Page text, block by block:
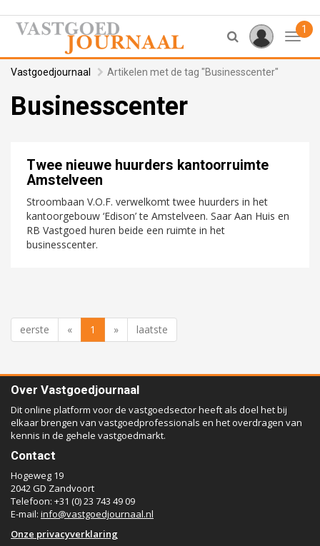
1
Vastgoedjournaal Artikelen met de tag "Businesscenter"
Businesscenter
Twee nieuwe huurders kantoorruimte
Amstelveen
Stroombaan V.O.F. verwelkomt twee huurders in het
kantoorgebouw ‘Edison’ te Amstelveen. Saar Aan Huis en
RB Vastgoed huren beide een ruimte in het
businesscenter.
eerste « 1 » laatste
Over Vastgoedjournaal
Dit online platform voor de vastgoedsector heeft als doel het bij
elkaar brengen van vastgoedprofessionals en het overdragen van
kennis in de gehele vastgoedmarkt.
Contact
Hogeweg 19
2042 GD Zandvoort
Telefoon: +31 (0) 23 743 49 09
E-mail: info@vastgoedjournaal.nl
Onze privacyverklaring